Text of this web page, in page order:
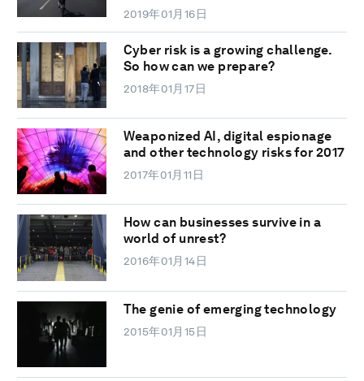
2019年01月16日
Cyber risk is a growing challenge.
So how can we prepare?
2018年01月17日
Weaponized AI, digital espionage
and other technology risks for 2017
2017年01月11日
How can businesses survive in a
world of unrest?
2016年01月14日
The genie of emerging technology
2015年01月15日